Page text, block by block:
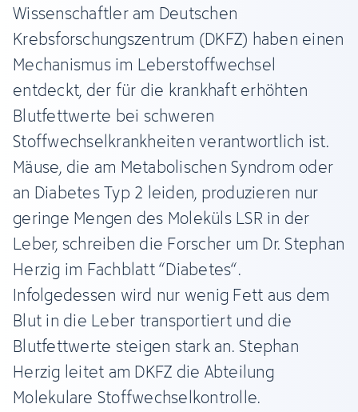
Wissenschaftler am Deutschen
Krebsforschungszentrum (DKFZ) haben einen
Mechanismus im Leberstoffwechsel
entdeckt, der für die krankhaft erhöhten
Blutfettwerte bei schweren
Stoffwechselkrankheiten verantwortlich ist.
Mäuse, die am Metabolischen Syndrom oder
an Diabetes Typ 2 leiden, produzieren nur
geringe Mengen des Moleküls LSR in der
Leber, schreiben die Forscher um Dr. Stephan
Herzig im Fachblatt “Diabetes“.
Infolgedessen wird nur wenig Fett aus dem
Blut in die Leber transportiert und die
Blutfettwerte steigen stark an. Stephan
Herzig leitet am DKFZ die Abteilung
Molekulare Stoffwechselkontrolle.